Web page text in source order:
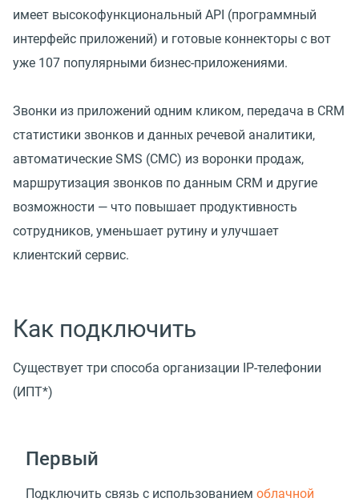
имеет высокофункциональный API (программный
интерфейс приложений) и готовые коннекторы с вот
уже 107 популярными бизнес-приложениями.
Звонки из приложений одним кликом, передача в CRM
статистики звонков и данных речевой аналитики,
автоматические SMS (СМС) из воронки продаж,
маршрутизация звонков по данным CRM и другие
возможности — что повышает продуктивность
сотрудников, уменьшает рутину и улучшает
клиентский сервис.
Как подключить
Существует три способа организации IP-телефонии
(ИПТ*)
Первый
Подключить связь с использованием облачной